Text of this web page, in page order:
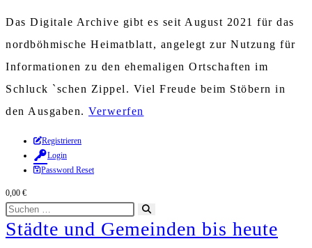
Das Digitale Archive gibt es seit August 2021 für das
nordböhmische Heimatblatt, angelegt zur Nutzung für
Informationen zu den ehemaligen Ortschaften im
Schluck `schen Zippel. Viel Freude beim Stöbern in
den Ausgaben. Verwerfen
Zum
Inhalt
springen
Registrieren
Login
Password Reset
0,00 €
Diese
Website
durchsuchen
starten
Städte und Gemeinden bis heute